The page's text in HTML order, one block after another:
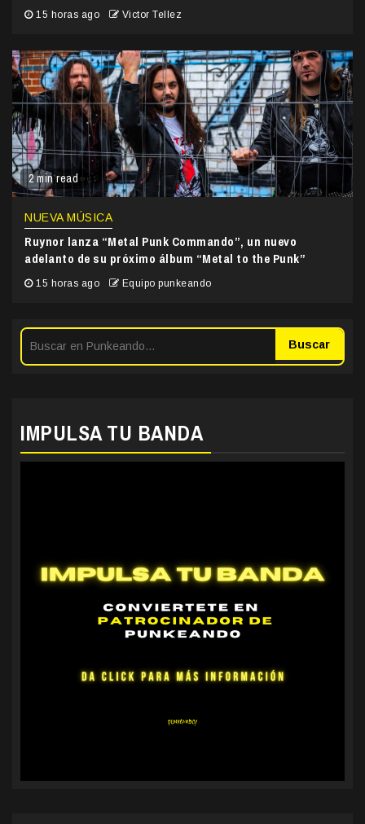
15 horas ago Victor Tellez
2 min read
NUEVA MÚSICA
Ruynor lanza “Metal Punk Commando”, un nuevo
adelanto de su próximo álbum “Metal to the Punk”
15 horas ago Equipo punkeando
Buscar
IMPULSA TU BANDA